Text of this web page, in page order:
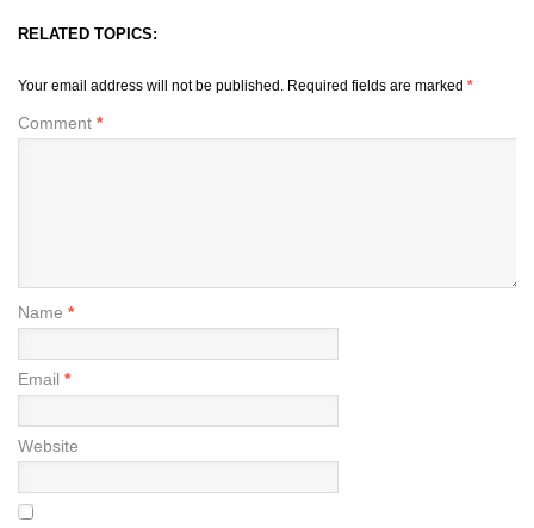
RELATED TOPICS:
Your email address will not be published. Required fields are marked *
Comment *
Name *
Email *
Website